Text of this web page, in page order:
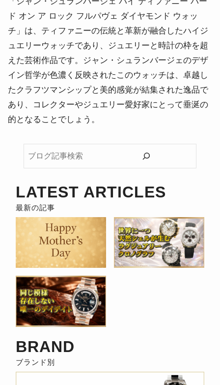
ド オン ア ロック フルパヴェ ダイヤモンド ウォッ
チ」は、ティファニーの伝統と革新が融合したハイジ
ュエリーウォッチであり、ジュエリーと時計の枠を超
えた芸術作品です。 ジャン・シュランバージェのデザ
イン哲学が色濃く反映されたこのウォッチは、卓越し
たクラフツマンシップと美的感覚が結集された逸品で
あり、コレクターやジュエリー愛好家にとって垂涎の
的となることでしょう。
ロ
記
事
検
索
LATEST ARTICLES
BRAND